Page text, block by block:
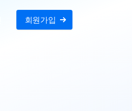
회원가입